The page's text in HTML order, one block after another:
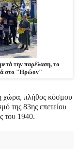
την παρέλαση, το
στο "Ηρώον"
χώρα, πλήθος κόσμου
της 83ης επετείου
του 1940.